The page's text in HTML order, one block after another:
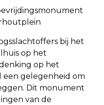
bij het
op het
op het
een gelegenheid om
Dit monument
van de